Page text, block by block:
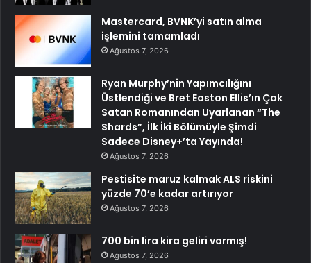
Mastercard, BVNK’yi satın alma
işlemini tamamladı
Ağustos 7, 2026
Ryan Murphy’nin Yapımcılığını
Üstlendiği ve Bret Easton Ellis’ın Çok
Satan Romanından Uyarlanan “The
Shards”, İlk İki Bölümüyle Şimdi
Sadece Disney+’ta Yayında!
Ağustos 7, 2026
Pestisite maruz kalmak ALS riskini
yüzde 70’e kadar artırıyor
Ağustos 7, 2026
700 bin lira kira geliri varmış!
Ağustos 7, 2026